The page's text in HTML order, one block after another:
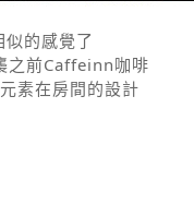
的感覺了
之前Caffeinn咖啡
素在房間的設計